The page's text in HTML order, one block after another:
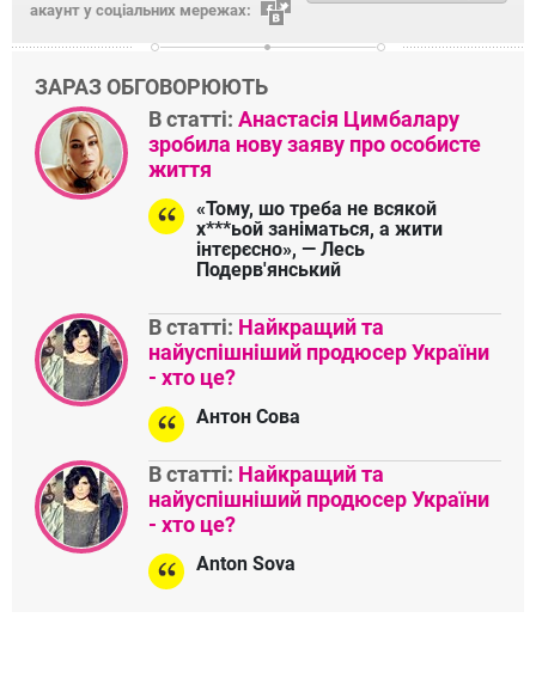
акаунт у соціальних мережах:
ЗАРАЗ ОБГОВОРЮЮТЬ
В статті: Анастасія Цимбалару
зробила нову заяву про особисте
життя
«Тому, шо треба не всякой
х***ьой заніматься, а жити
інтєрєсно», — Лесь
Подерв'янський
В статті: Найкращий та
найуспішніший продюсер України
- хто це?
Антон Сова
В статті: Найкращий та
найуспішніший продюсер України
- хто це?
Anton Sova